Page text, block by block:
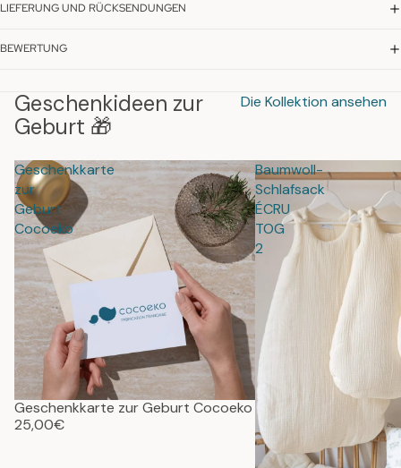
LIEFERUNG UND RÜCKSENDUNGEN
BEWERTUNG
Geschenkideen zur
Geburt 🎁
Die Kollektion ansehen
Geschenkkarte
zur
Geburt
Cocoeko
Geschenkkarte zur Geburt Cocoeko
25,00€
Baumwoll-
Schlafsack
ÉCRU
TOG
2